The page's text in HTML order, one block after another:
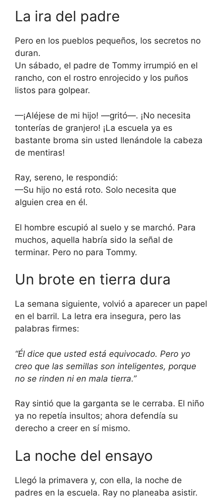
La ira del padre
Pero en los pueblos pequeños, los secretos no
duran.
Un sábado, el padre de Tommy irrumpió en el
rancho, con el rostro enrojecido y los puños
listos para golpear.
—¡Aléjese de mi hijo! —gritó—. ¡No necesita
tonterías de granjero! ¡La escuela ya es
bastante broma sin usted llenándole la cabeza
de mentiras!
Ray, sereno, le respondió:
—Su hijo no está roto. Solo necesita que
alguien crea en él.
El hombre escupió al suelo y se marchó. Para
muchos, aquella habría sido la señal de
terminar. Pero no para Tommy.
Un brote en tierra dura
La semana siguiente, volvió a aparecer un papel
en el barril. La letra era insegura, pero las
palabras firmes:
“Él dice que usted está equivocado. Pero yo
creo que las semillas son inteligentes, porque
no se rinden ni en mala tierra.”
Ray sintió que la garganta se le cerraba. El niño
ya no repetía insultos; ahora defendía su
derecho a creer en sí mismo.
La noche del ensayo
Llegó la primavera y, con ella, la noche de
padres en la escuela. Ray no planeaba asistir.